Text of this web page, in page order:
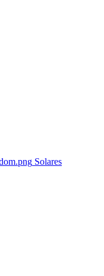
Solares